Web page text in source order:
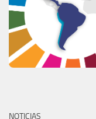
NOTICIAS